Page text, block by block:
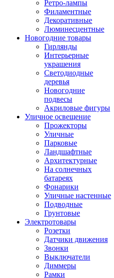
Ретро-лампы
Филаментные
Декоративные
Люминесцентные
Новогодние товары
Гирлянды
Интерьерные
украшения
Светодиодные
деревья
Новогодние
подвесы
Акриловые фигуры
Уличное освещение
Прожекторы
Уличные
Парковые
Ландшафтные
Архитектурные
На солнечных
батареях
Фонарики
Уличные настенные
Подводные
Грунтовые
Электротовары
Розетки
Датчики движения
Звонки
Выключатели
Диммеры
Рамки